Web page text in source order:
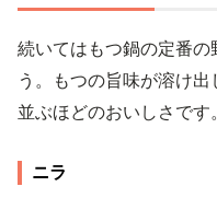
続いてはもつ鍋の定番の
う。もつの旨味が溶け
並ぶほどのおいしさです。
ニラ